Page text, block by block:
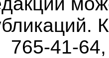
765-41-